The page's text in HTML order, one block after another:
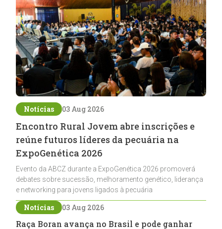
Notícias 03 Aug 2026
Encontro Rural Jovem abre inscrições e
reúne futuros líderes da pecuária na
ExpoGenética 2026
Evento da ABCZ durante a ExpoGenética 2026 promoverá
debates sobre sucessão, melhoramento genético, liderança
e networking para jovens ligados à pecuária
Notícias 03 Aug 2026
Raça Boran avança no Brasil e pode ganhar